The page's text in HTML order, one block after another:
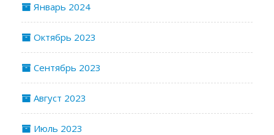
Январь 2024
Октябрь 2023
Сентябрь 2023
Август 2023
Июль 2023